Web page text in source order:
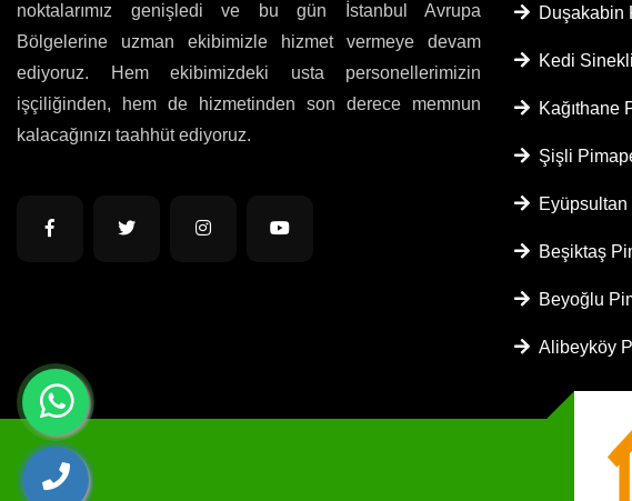
noktalarımız genişledi ve bu gün İstanbul Avrupa
Bölgelerine uzman ekibimizle hizmet vermeye devam
ediyoruz. Hem ekibimizdeki usta personellerimizin
işçiliğinden, hem de hizmetinden son derece memnun
kalacağınızı taahhüt ediyoruz.
Duşakabin
Kedi
Kağıthane
Şişli
Eyüpsultan
Beşiktaş
Beyoğlu
Alibeyköy